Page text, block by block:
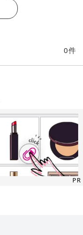
0件
PR